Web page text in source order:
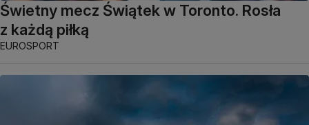
Świetny mecz Świątek w Toronto. Rosła
z każdą piłką
EUROSPORT